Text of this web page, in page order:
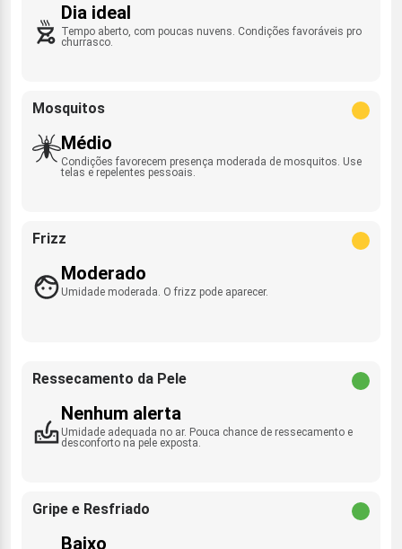
Dia ideal
Tempo aberto, com poucas nuvens. Condições favoráveis pro
churrasco.
Mosquitos
Médio
Condições favorecem presença moderada de mosquitos. Use
telas e repelentes pessoais.
Frizz
Moderado
Umidade moderada. O frizz pode aparecer.
Ressecamento da Pele
Nenhum alerta
Umidade adequada no ar. Pouca chance de ressecamento e
desconforto na pele exposta.
Gripe e Resfriado
Baixo